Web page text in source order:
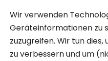
Wir verwenden
Geräteinformationen zu
zuzugreifen. Wir tun
zu verbessern und um
Linzer Zuckerl >